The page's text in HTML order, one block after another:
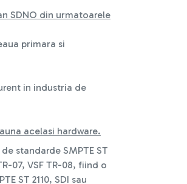
SDNO din urmatoarele
primara si
in industria de
acelasi hardware.
standarde SMPTE ST
07, VSF TR-08, fiind o
ST 2110, SDI sau